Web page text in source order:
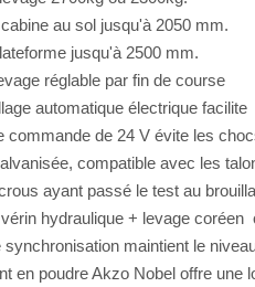
au sol jusqu'à 2050 mm.
jusqu'à 2500 mm.
réglable par fin de course
automatique électrique facilite
commande de 24 V évite les
compatible avec les
ayant passé le test au
hydraulique + levage coréen
synchronisation maintient le
en poudre Akzo Nobel offre une